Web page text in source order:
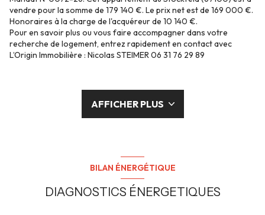
vendre pour la somme de 179 140 €. Le prix net est de 169 000 €.
Honoraires à la charge de l'acquéreur de 10 140 €.
Pour en savoir plus ou vous faire accompagner dans votre
recherche de logement, entrez rapidement en contact avec
L’Origin Immobilière : Nicolas STEIMER 06 31 76 29 89
AFFICHER PLUS
BILAN ÉNERGÉTIQUE
DIAGNOSTICS ÉNERGETIQUES